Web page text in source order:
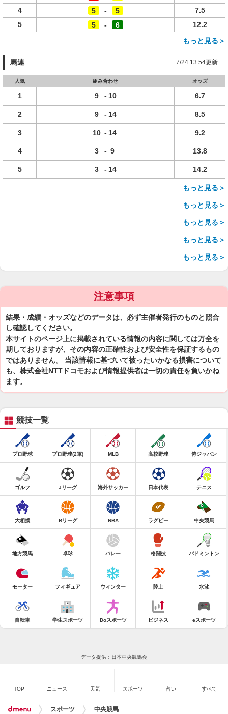
4
5 - 5
7.5
5
5 - 6
12.2
もっと見る＞
馬連 7/24 13:54更新
人気 組み合わせ オッズ
1 9 - 10 6.7
2 9 - 14 8.5
3 10 - 14 9.2
4 3 - 9 13.8
5 3 - 14 14.2
もっと見る＞
もっと見る＞
もっと見る＞
もっと見る＞
もっと見る＞
注意事項
結果・成績・オッズなどのデータは、必ず主催者発行のものと照合
し確認してください。
本サイトのページ上に掲載されている情報の内容に関しては万全を
期しておりますが、その内容の正確性および安全性を保証するもの
ではありません。 当該情報に基づいて被ったいかなる損害について
も、株式会社NTTドコモおよび情報提供者は一切の責任を負いかね
ます。
競技一覧
プロ野球 プロ野球(2軍) MLB 高校野球 侍ジャパン
ゴルフ Jリーグ 海外サッカー 日本代表 テニス
大相撲 Bリーグ NBA ラグビー 中央競馬
地方競馬 卓球 バレー 格闘技 バドミントン
モーター フィギュア ウィンター 陸上 水泳
自転車 学生スポーツ Doスポーツ ビジネス eスポーツ
データ提供：日本中央競馬会
TOP ニュース 天気 スポーツ 占い すべて
スポーツ 中央競馬